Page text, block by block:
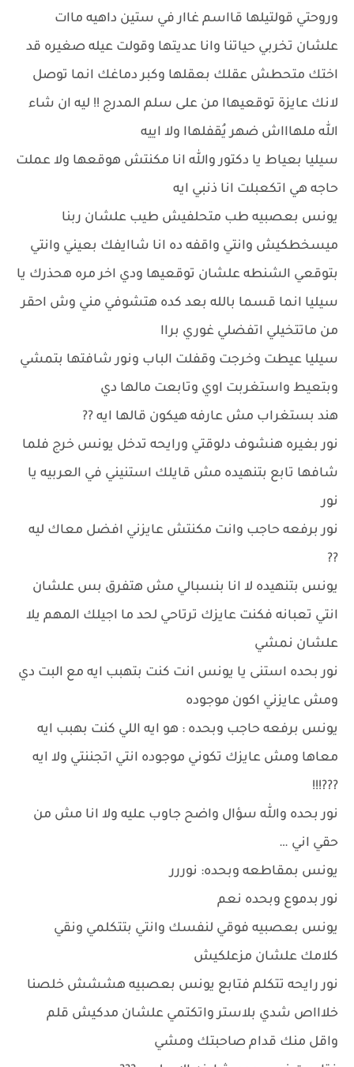
وروحتي قولتيلها قااسم غاار في ستين داهيه ماات
علشان تخربي حياتنا وانا عديتها وقولت عيله صغيره قد
اختك متحطش عقلك بعقلها وكبر دماغك انما توصل
لانك عايزة توقعيهاا من على سلم المدرج !! ليه ان شاء
الله ملهاااش ضهر يُقفلهاا ولا اييه
سيليا بعياط يا دكتور والله انا مكنتش هوقعها ولا عملت
حاجه هي اتكعبلت انا ذنبي ايه
يونس بعصبيه طب متحلفيش طيب علشان ربنا
ميسخطكيش وانتي واقفه ده انا شاايفك بعيني وانتي
بتوقعي الشنطه علشان توقعيها ودي اخر مره هحذرك يا
سيليا انما قسما بالله بعد كده هتشوفي مني وش احقر
من ماتتخيلي اتفضلي غوري براا
سيليا عيطت وخرجت وقفلت الباب ونور شافتها بتمشي
وبتعيط واستغربت اوي وتابعت مالها دي
هند بستغراب مش عارفه هيكون قالها ايه ??
نور بغيره هنشوف دلوقتي ورايحه تدخل يونس خرج فلما
شافها تابع بتنهيده مش قايلك استنيني في العربيه يا
نور
نور برفعه حاجب وانت مكنتش عايزني افضل معاك ليه
??
يونس بتنهيده لا انا بنسبالي مش هتفرق بس علشان
انتي تعبانه فكنت عايزك ترتاحي لحد ما اجيلك المهم يلا
علشان نمشي
نور بحده استنى يا يونس انت كنت بتهبب ايه مع البت دي
ومش عايزني اكون موجوده
يونس برفعه حاجب وبحده : هو ايه اللي كنت بهبب ايه
معاها ومش عايزك تكوني موجوده انتي اتجننتي ولا ايه
???!!!
نور بحده والله سؤال واضح جاوب عليه ولا انا مش من
حقي اني …
يونس بمقاطعه وبحده: نوررر
نور بدموع وبحده نعم
يونس بعصبيه فوقي لنفسك وانتي بتتكلمي ونقي
كلامك علشان مزعلكيش
نور رايحه تتكلم فتابع يونس بعصبيه هششش خلصنا
خلاااص شدي بلاستر واتكتمي علشان مدكيش قلم
واقل منك قدام صاحبتك ومشي